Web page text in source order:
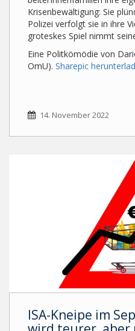
Krisenbewältigung: Sie
Polizei verfolgt sie in ihre
groteskes Spiel nimmt
Eine Politkömödie von
OmU). Sharepic
14. November 2022
ISA-Kneipe im